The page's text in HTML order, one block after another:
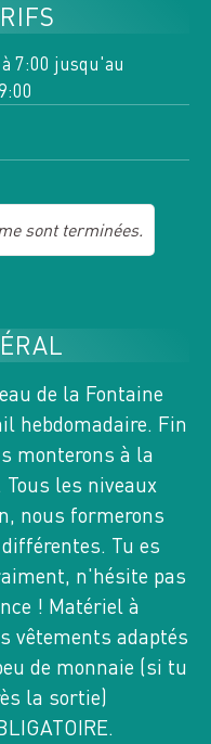
>
LU
AOÛT 2026
EN VANOISE...
3532 OT
/ G2: 0
(2460 M)
M)
7:00 jusqu'au
sont terminées.
de la Fontaine
hebdomadaire. Fin
monterons à la
les niveaux
nous formerons
Tu es
n'hésite pas
! Matériel à
vêtements adaptés
de monnaie (si tu
la sortie)